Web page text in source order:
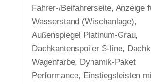
Fahrer-/Beifahrerseite, Anzeige
Wasserstand (Wischanlage),
Außenspiegel Platinum-Grau,
Dachkantenspoiler S-line,
Wagenfarbe, Dynamik-Paket
Performance, Einstiegsleisten